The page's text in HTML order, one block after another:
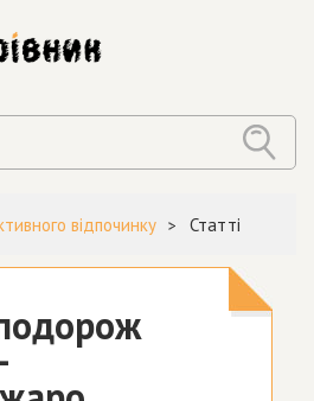
відпочинку Статті